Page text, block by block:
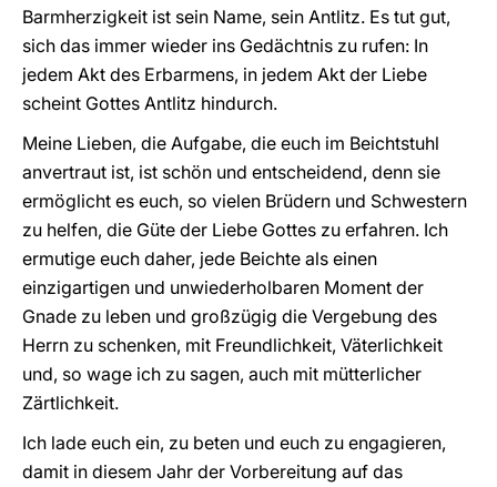
Barmherzigkeit ist sein Name, sein Antlitz. Es tut gut,
sich das immer wieder ins Gedächtnis zu rufen: In
jedem Akt des Erbarmens, in jedem Akt der Liebe
scheint Gottes Antlitz hindurch.
Meine Lieben, die Aufgabe, die euch im Beichtstuhl
anvertraut ist, ist schön und entscheidend, denn sie
ermöglicht es euch, so vielen Brüdern und Schwestern
zu helfen, die Güte der Liebe Gottes zu erfahren. Ich
ermutige euch daher, jede Beichte als einen
einzigartigen und unwiederholbaren Moment der
Gnade zu leben und großzügig die Vergebung des
Herrn zu schenken, mit Freundlichkeit, Väterlichkeit
und, so wage ich zu sagen, auch mit mütterlicher
Zärtlichkeit.
Ich lade euch ein, zu beten und euch zu engagieren,
damit in diesem Jahr der Vorbereitung auf das